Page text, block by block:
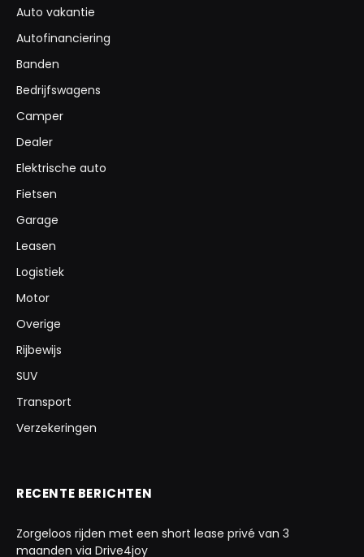
Auto vakantie
Autofinanciering
Banden
Bedrijfswagens
Camper
Dealer
Elektrische auto
Fietsen
Garage
Leasen
Logistiek
Motor
Overige
Rijbewijs
SUV
Transport
Verzekeringen
RECENTE BERICHTEN
Zorgeloos rijden met een short lease privé van 3
maanden via Drive4joy